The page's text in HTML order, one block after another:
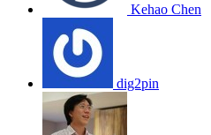
Kehao Chen
dig2pin